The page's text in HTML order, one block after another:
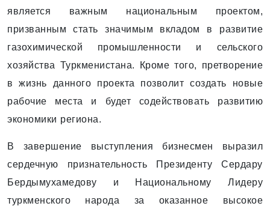
является важным национальным проектом,
призванным стать значимым вкладом в развитие
газохимической промышленности и сельского
хозяйства Туркменистана. Кроме того, претворение
в жизнь данного проекта позволит создать новые
рабочие мес­та и будет содействовать развитию
экономики региона.
В завершение выступления бизнесмен выразил
сердечную признательность Президенту Сердару
Бердымухамедову и Национальному Лидеру
туркменского народа за оказанное высокое